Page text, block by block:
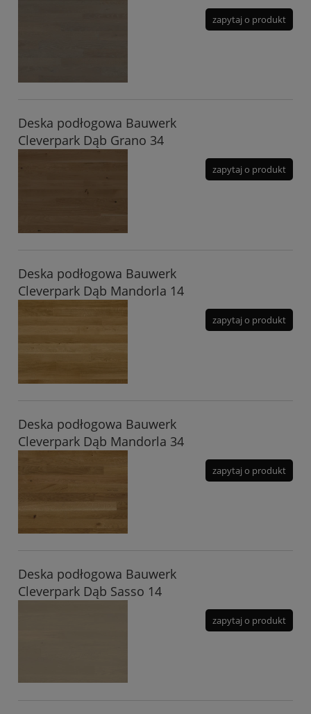
zapytaj o produkt
Deska podłogowa Bauwerk
Cleverpark Dąb Grano 34
zapytaj o produkt
Deska podłogowa Bauwerk
Cleverpark Dąb Mandorla 14
zapytaj o produkt
Deska podłogowa Bauwerk
Cleverpark Dąb Mandorla 34
zapytaj o produkt
Deska podłogowa Bauwerk
Cleverpark Dąb Sasso 14
zapytaj o produkt